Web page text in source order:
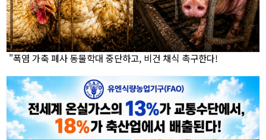
"폭염 가축 폐사 동물학대 중단하고, 비건 채식 촉구한다!